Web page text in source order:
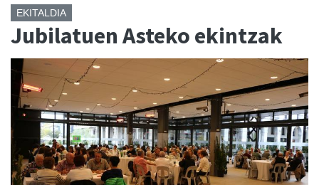
EKITALDIA
Jubilatuen Asteko ekintzak